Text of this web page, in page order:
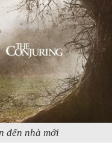
đến nhà mới